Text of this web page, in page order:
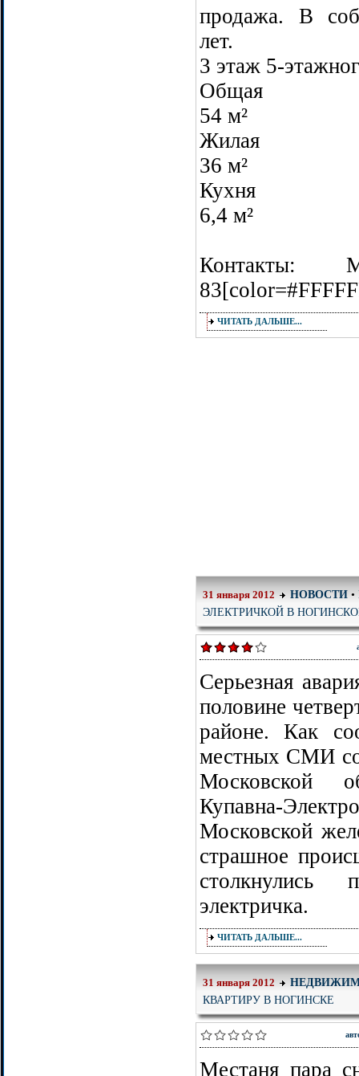
продажа. В
лет.
3 этаж 5-
Общая
54 м²
Жилая
36 м²
Кухня
6,4 м²
Контакты:
ЧИТАТЬ ДАЛЬШЕ...
31 января 2012 НОВОСТИ •
ЭЛЕКТРИЧКОЙ В
Серьезная
половине
районе. Как
местных СМИ
Московской
Купавна-
Московской
страшное
электричка.
ЧИТАТЬ ДАЛЬШЕ...
31 января 2012
КВАРТИРУ В НОГИНСКЕ
Местаня пара